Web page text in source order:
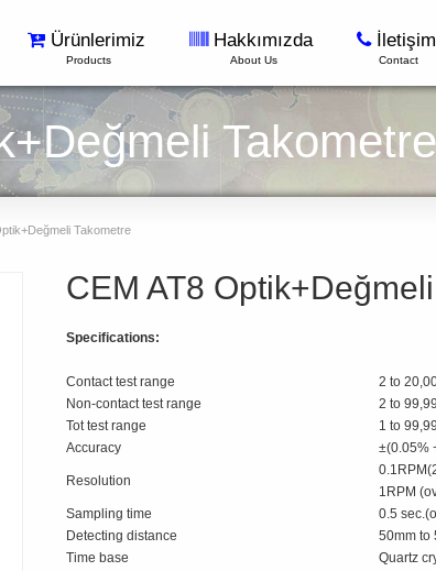
Ürünlerimiz
Products
Hakkımızda
About Us
İletişim
Contact
Takometre
Takometre
CEM AT8
Specifications:
Contact test range
2 to
Non-contact test range
2 to
Tot test range
1 to
Accuracy
±(0.05%
Resolution
1RPM
Sampling time
0.5
Detecting distance
50mm to
Time base
Quartz